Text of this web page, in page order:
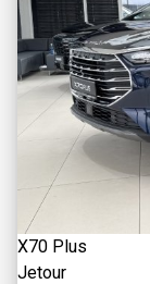
X70 Plus
Jetour